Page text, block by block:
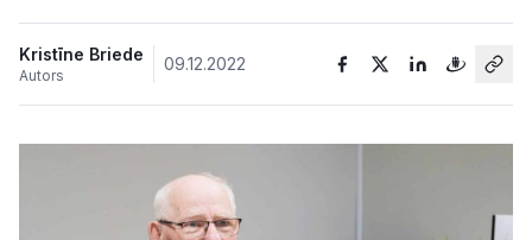
Kultūra
Kristīne Briede
Autors
09.12.2022